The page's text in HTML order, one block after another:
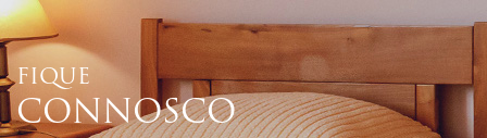
FIQUE
CONNOSCO